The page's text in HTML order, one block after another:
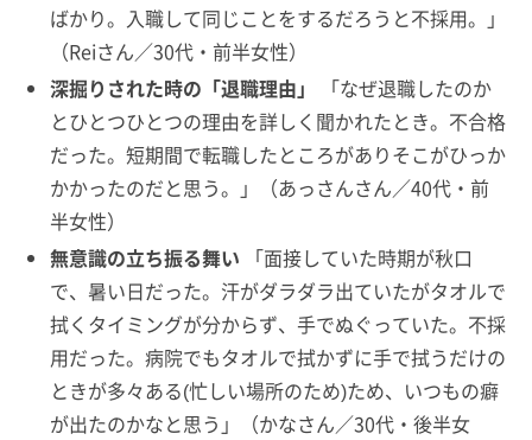
ばかり。入職して同じことをするだろうと不採用。」
（Reiさん／30代・前半女性）
深掘りされた時の「退職理由」
「なぜ退職したのか
とひとつひとつの理由を詳しく聞かれたとき。不合格
だった。短期間で転職したところがありそこがひっか
かかったのだと思う。」（あっさんさん／40代・前
半女性）
無意識の立ち振る舞い 「面接していた時期が秋口
で、暑い日だった。汗がダラダラ出ていたがタオルで
拭くタイミングが分からず、手でぬぐっていた。不採
用だった。病院でもタオルで拭かずに手で拭うだけの
ときが多々ある(忙しい場所のため)ため、いつもの癖
が出たのかなと思う」（かなさん／30代・後半女